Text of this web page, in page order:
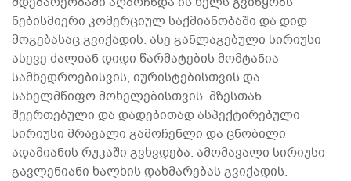
ნებისმიერი კომერციულ საქმიანობაში და დიდ
მოგებასაც გვიქადის. ასე განლაგებული სირიუსი
ასევე ძალიან დიდი წარმატების მომტანია
სამხედროებისვის, იურისტებისთვის და
სახელმწიფო მოხელებისთვის. მზესთან
შეერთებული და დადებითად ასპექტირებული
სირიუსი მრავალი გამოჩენლი და ცნობილი
ადამიანის რუკაში გვხვდება. ამომავალი სირიუსი
გავლენიანი ხალხის დახმარებას გვიქადის.